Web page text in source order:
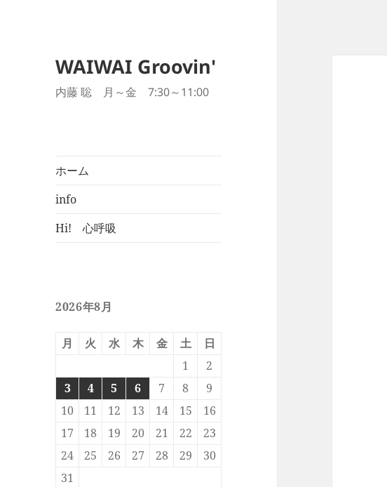
WAIWAI Groovin'
内藤 聡 月～金 7:30～11:00
ホーム
info
Hi! 心呼吸
2026年8月
月 火 水 木 金 土
日
1
2
3
4 5 6 7 8
9
10
11 12 13 14 15
16
17
18 19 20 21 22
23
24
25 26 27 28 29
30
31